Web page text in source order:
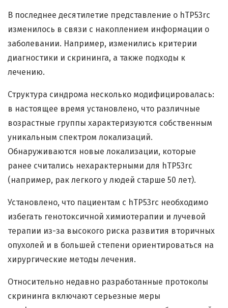
В последнее десятилетие представление о hTP53rc
изменилось в связи с накоплением информации о
заболевании. Например, изменились критерии
диагностики и скрининга, а также подходы к
лечению.
Структура синдрома несколько модифицировалась:
в настоящее время установлено, что различные
возрастные группы характеризуются собственным
уникальным спектром локализаций.
Обнаруживаются новые локализации, которые
ранее считались нехарактерными для hTP53rc
(например, рак легкого у людей старше 50 лет).
Установлено, что пациентам с hTP53rc необходимо
избегать генотоксичной химиотерапии и лучевой
терапии из-за высокого риска развития вторичных
опухолей и в большей степени ориентироваться на
хирургические методы лечения.
Относительно недавно разработанные протоколы
скрининга включают серьезные меры